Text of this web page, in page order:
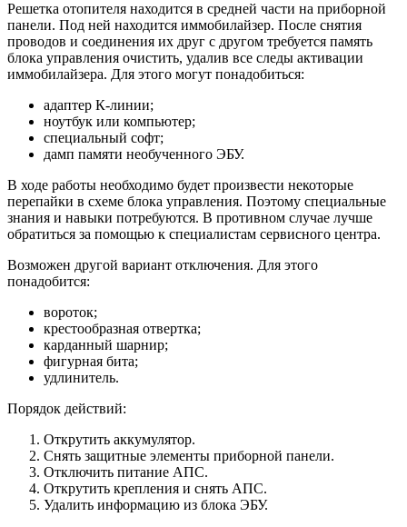
Решетка отопителя находится в средней части на приборной
панели. Под ней находится иммобилайзер. После снятия
проводов и соединения их друг с другом требуется память
блока управления очистить, удалив все следы активации
иммобилайзера. Для этого могут понадобиться:
адаптер К-линии;
ноутбук или компьютер;
специальный софт;
дамп памяти необученного ЭБУ.
В ходе работы необходимо будет произвести некоторые
перепайки в схеме блока управления. Поэтому специальные
знания и навыки потребуются. В противном случае лучше
обратиться за помощью к специалистам сервисного центра.
Возможен другой вариант отключения. Для этого
понадобится:
вороток;
крестообразная отвертка;
карданный шарнир;
фигурная бита;
удлинитель.
Порядок действий:
Открутить аккумулятор.
Снять защитные элементы приборной панели.
Отключить питание АПС.
Открутить крепления и снять АПС.
Удалить информацию из блока ЭБУ.